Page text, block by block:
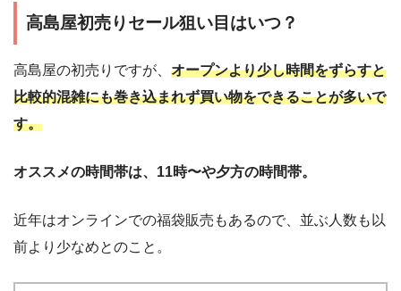
高島屋初売りセール狙い目はいつ？
高島屋の初売りですが、 オープンより少し時間をずらすと
比較的混雑にも巻き込まれず買い物をできることが多いで
す。
オススメの時間帯は、11時〜や夕方の時間帯。
近年はオンラインでの福袋販売もあるので、並ぶ人数も以
前より少なめとのこと。